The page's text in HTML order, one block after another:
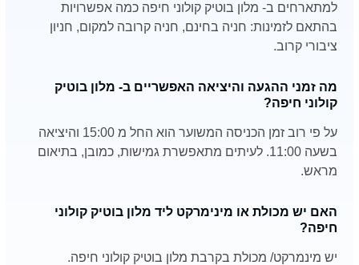
למתארחים ב- מלון בוטיק קולוני חיפה כמה אפשרויות
בהתאם לזמינות: חניה בחינם, חניה קרובה למקום, חניון
ציבורי קרוב.
מה זמני ההגעה והיציאה האפשריים ב- מלון בוטיק
קולוני חיפה?
על פי רוב זמן הכניסה המשוער הוא החל מ 15:00 והיציאה
בשעה 11:00. לעיתים מתאפשרת גמישות, כמובן, בתיאום
מראש.
האם יש מכולת או מינימרקט ליד מלון בוטיק קולוני
חיפה?
יש מינמרקט/ מכולת בקרבת מלון בוטיק קולוני חיפה.